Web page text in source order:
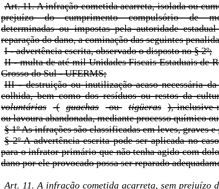
Art. 11. A infração cometida acarreta, isolada ou
prejuízo do cumprimento compulsório de
determinadas ou impostas pela autoridade
reparação do dano, a cominação das seguintes
I - advertência escrita, observado o disposto no § 2º;
II - multa de até mil Unidades Fiscais Estaduais de
Grosso do Sul - UFERMS;
III - destruição ou inutilização acaso necessária
colhida, bem como dos resíduos ou restos da
voluntárias
( guachas ou tigüeras
), inclusive
ou lavoura abandonada, mediante processo químico
§ 1º As infrações são classificadas em leves, graves
§ 2º A advertência escrita pode ser aplicada no
para o infrator primário que não tenha agido com
dano por ele provocado possa ser reparado
Art. 11. A infração cometida acarreta, sem prejuízo